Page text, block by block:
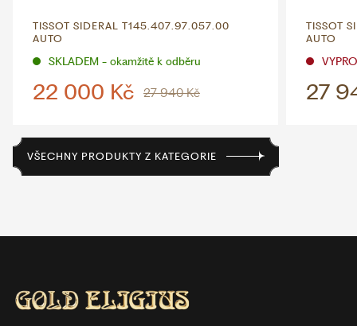
TISSOT SIDERAL T145.407.97.057.00
AUTO
SKLADEM - okamžitě k odběru
22 000 Kč 27 940 Kč
TISSOT
AUTO
27
VŠECHNY PRODUKTY Z KATEGORIE